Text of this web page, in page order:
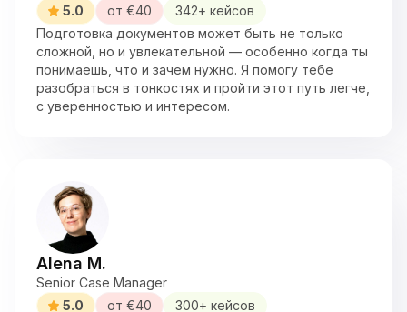
5.0
от €40 342+ кейсов
Подготовка документов может быть не только
сложной, но и увлекательной — особенно когда ты
понимаешь, что и зачем нужно. Я помогу тебе
разобраться в тонкостях и пройти этот путь легче,
с уверенностью и интересом.
Alena M.
Senior Case Manager
5.0
от €40 300+ кейсов